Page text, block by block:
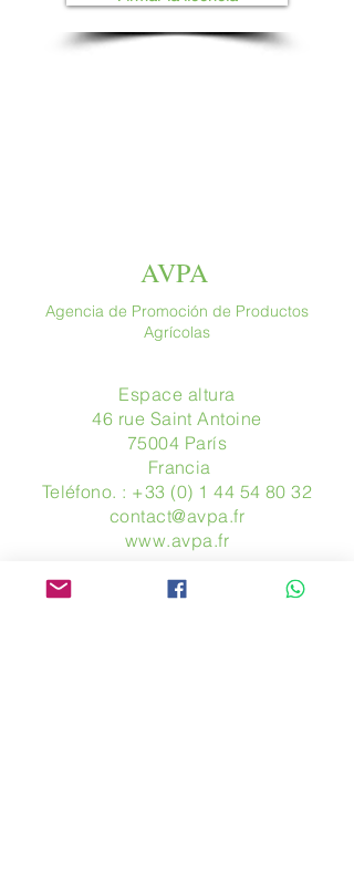
AVPA
Agencia de Promoción de Productos
Agrícolas
Espace altura
46 rue Saint Antoine
75004 París
​ Francia
Teléfono. : +33 (0) 1 44 54 80 32
contact@avpa.fr
www.avpa.fr